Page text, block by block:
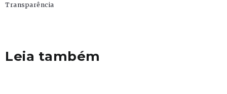
Transparência
Leia também